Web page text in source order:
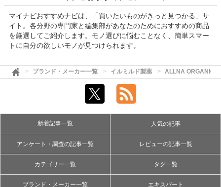
マイナビおすすめナビは、「買いたいものがきっと見つかる」サ
イト。各分野の専門家と編集部があなたのためにおすすめの商品
を厳選してご紹介します。モノ選びに悩むことなく、簡単スマー
トに自分の欲しいモノが見つけられます。
ブランド・メーカー一覧 イルミルド製薬 ALLNA ORGANIC
新着記事一覧 人気の記事
アンケート・調査の記事一覧 レビューの記事一覧
カテゴリー一覧 タグ一覧
ブランド・メーカー一覧 エキスパート